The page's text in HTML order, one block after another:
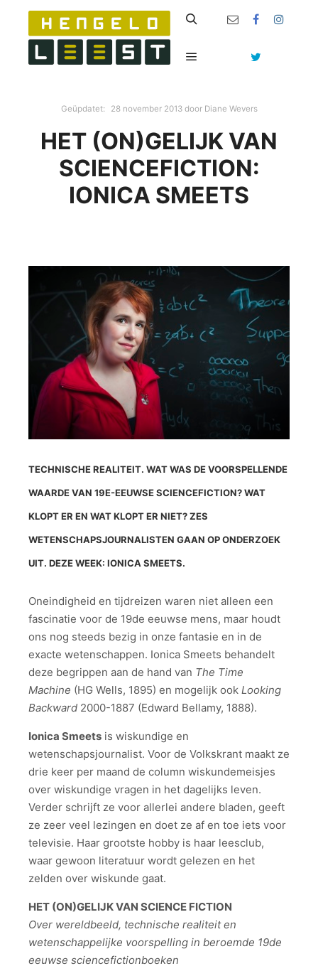
Geüpdatet: 28 november 2013door Diane Wevers
HET (ON)GELIJK VAN
SCIENCEFICTION:
IONICA SMEETS
TECHNISCHE REALITEIT. WAT WAS DE VOORSPELLENDE
WAARDE VAN 19E-EEUWSE SCIENCEFICTION? WAT
KLOPT ER EN WAT KLOPT ER NIET? ZES
WETENSCHAPSJOURNALISTEN GAAN OP ONDERZOEK
UIT. DEZE WEEK: IONICA SMEETS.
Oneindigheid en tijdreizen waren niet alleen een
fascinatie voor de 19de eeuwse mens, maar houdt
ons nog steeds bezig in onze fantasie en in de
exacte wetenschappen. Ionica Smeets behandelt
deze begrippen aan de hand van The Time
Machine (HG Wells, 1895) en mogelijk ook Looking
Backward 2000-1887 (Edward Bellamy, 1888).
Ionica Smeets is wiskundige en
wetenschapsjournalist. Voor de Volkskrant maakt ze
drie keer per maand de column wiskundemeisjes
over wiskundige vragen in het dagelijks leven.
Verder schrijft ze voor allerlei andere bladen, geeft
ze zeer veel lezingen en doet ze af en toe iets voor
televisie. Haar grootste hobby is haar leesclub,
waar gewoon literatuur wordt gelezen en het
zelden over wiskunde gaat.
HET (ON)GELIJK VAN SCIENCE FICTION
Over wereldbeeld, technische realiteit en
wetenschappelijke voorspelling in beroemde 19de
eeuwse sciencefictionboeken